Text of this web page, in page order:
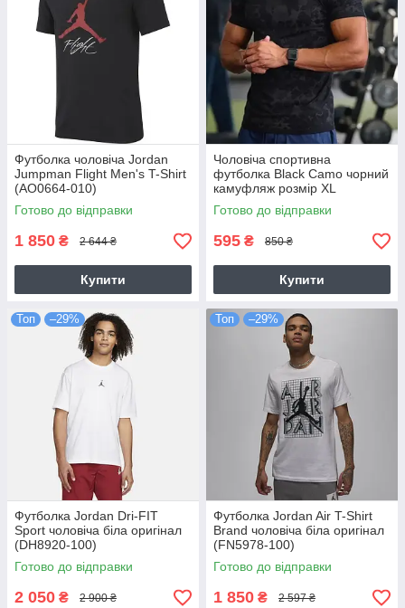
Футболка чоловіча Jordan
Jumpman Flight Men's T-Shirt
(AO0664-010)
Готово до відправки
1 850 ₴ 2 644 ₴
Купити
Чоловіча спортивна
футболка Black Camo чорний
камуфляж розмір XL
Готово до відправки
595 ₴ 850 ₴
Купити
Топ –29%
Футболка Jordan Dri-FIT
Sport чоловіча біла оригінал
(DH8920-100)
Готово до відправки
2 050 ₴ 2 900 ₴
Топ –29%
Футболка Jordan Air T-Shirt
Brand чоловіча біла оригінал
(FN5978-100)
Готово до відправки
1 850 ₴ 2 597 ₴